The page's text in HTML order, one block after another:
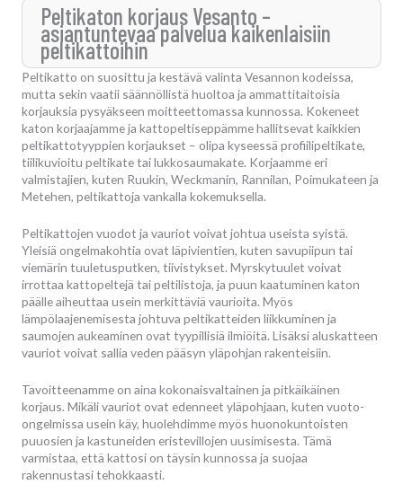
Peltikaton korjaus Vesanto –
asiantuntevaa palvelua kaikenlaisiin
peltikattoihin
Peltikatto on suosittu ja kestävä valinta Vesannon kodeissa,
mutta sekin vaatii säännöllistä huoltoa ja ammattitaitoisia
korjauksia pysyäkseen moitteettomassa kunnossa. Kokeneet
katon korjaajamme ja kattopeltiseppämme hallitsevat kaikkien
peltikattotyyppien korjaukset – olipa kyseessä profiilipeltikate,
tiilikuvioitu peltikate tai lukkosaumakate. Korjaamme eri
valmistajien, kuten Ruukin, Weckmanin, Rannilan, Poimukateen ja
Metehen, peltikattoja vankalla kokemuksella.
Peltikattojen vuodot ja vauriot voivat johtua useista syistä.
Yleisiä ongelmakohtia ovat läpivientien, kuten savupiipun tai
viemärin tuuletusputken, tiivistykset. Myrskytuulet voivat
irrottaa kattopeltejä tai peltilistoja, ja puun kaatuminen katon
päälle aiheuttaa usein merkittäviä vaurioita. Myös
lämpölaajenemisesta johtuva peltikatteiden liikkuminen ja
saumojen aukeaminen ovat tyypillisiä ilmiöitä. Lisäksi aluskatteen
vauriot voivat sallia veden pääsyn yläpohjan rakenteisiin.
Tavoitteenamme on aina kokonaisvaltainen ja pitkäikäinen
korjaus. Mikäli vauriot ovat edenneet yläpohjaan, kuten vuoto-
ongelmissa usein käy, huolehdimme myös huonokuntoisten
puuosien ja kastuneiden eristevillojen uusimisesta. Tämä
varmistaa, että kattosi on täysin kunnossa ja suojaa
rakennustasi tehokkaasti.